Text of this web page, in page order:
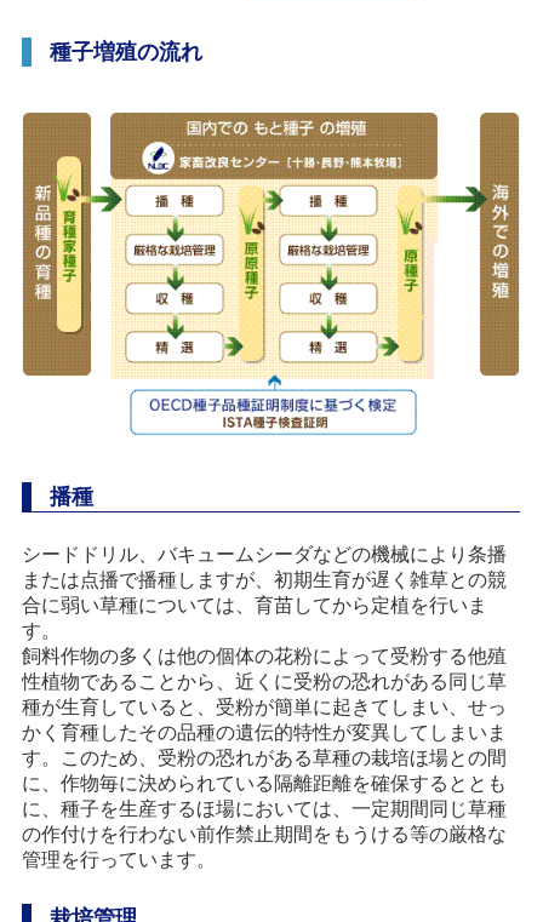
種子増殖の流れ
播種
シードドリル、バキュームシーダなどの機械により条播
または点播で播種しますが、初期生育が遅く雑草との競
合に弱い草種については、育苗してから定植を行いま
す。
飼料作物の多くは他の個体の花粉によって受粉する他殖
性植物であることから、近くに受粉の恐れがある同じ草
種が生育していると、受粉が簡単に起きてしまい、せっ
かく育種したその品種の遺伝的特性が変異してしまいま
す。このため、受粉の恐れがある草種の栽培ほ場との間
に、作物毎に決められている隔離距離を確保するととも
に、種子を生産するほ場においては、一定期間同じ草種
の作付けを行わない前作禁止期間をもうける等の厳格な
管理を行っています。